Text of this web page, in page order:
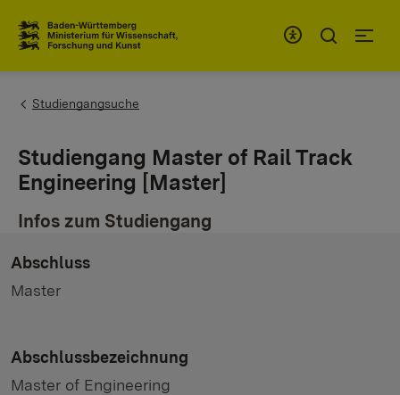
You are here:
Studiengangsuche
Studiengang Master of Rail Track
Engineering [Master]
Infos zum Studiengang
Abschluss
Master
Abschlussbezeichnung
Master of Engineering